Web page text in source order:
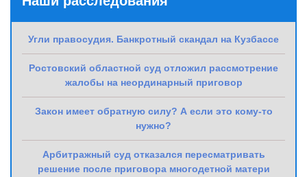
Угли правосудия. Банкротный скандал на Кузбассе
Ростовский областной суд отложил рассмотрение
жалобы на неординарный приговор
Закон имеет обратную силу? А если это кому-то
нужно?
Арбитражный суд отказался пересматривать
решение после приговора многодетной матери